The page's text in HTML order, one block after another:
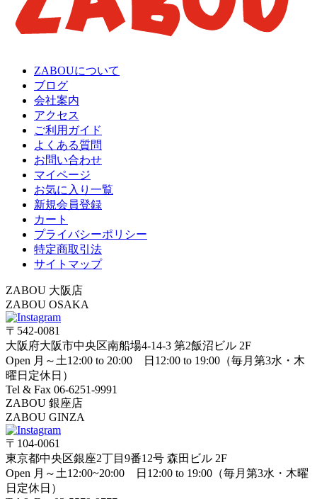
ZABOUについて
ブログ
会社案内
アクセス
ご利用ガイド
よくある質問
お問い合わせ
マイページ
お気に入り一覧
新規会員登録
カート
プライバシーポリシー
特定商取引法
サイトマップ
ZABOU 大阪店
ZABOU OSAKA
〒542-0081
大阪府大阪市中央区南船場4-14-3 第2飯沼ビル 2F
Open 月～土12:00 to 20:00 日12:00 to 19:00（毎月第3水・木
曜日定休日）
Tel & Fax 06-6251-9991
ZABOU 銀座店
ZABOU GINZA
〒104-0061
東京都中央区銀座2丁目9番12号 森田ビル 2F
Open 月～土12:00~20:00 日12:00 to 19:00（毎月第3水・木曜
日定休日）